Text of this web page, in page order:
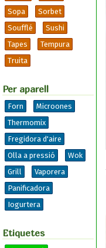
Sopa
Sorbet
Soufflé
Sushi
Tapes
Tempura
Truita
Per aparell
Forn
Microones
Thermomix
Fregidora d'aire
Olla a pressió
Wok
Grill
Vaporera
Panificadora
Iogurtera
Etiquetes